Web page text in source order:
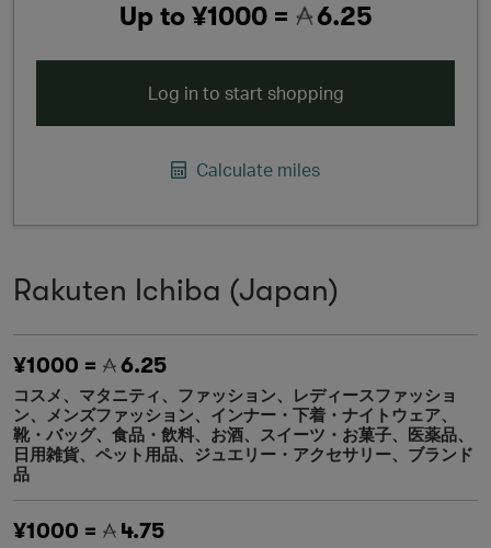
Up to¥1000 = 6.25
Log in to start shopping
Calculate miles
Rakuten Ichiba (Japan)
¥1000 = 6.25
コスメ、マタニティ、ファッション、レディースファッショ
ン、メンズファッション、インナー・下着・ナイトウェア、
靴・バッグ、食品・飲料、お酒、スイーツ・お菓子、医薬品、
日用雑貨、ペット用品、ジュエリー・アクセサリー、ブランド
品
¥1000 = 4.75